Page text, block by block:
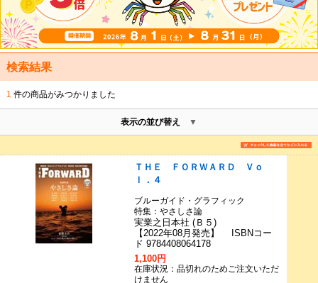
検索結果
1 件の商品がみつかりました
表示の並び替え
ＴＨＥ ＦＯＲＷＡＲＤ Ｖｏ
ｌ．４
ブルーガイド・グラフィック
特集：やさしさ論
実業之日本社 (Ｂ５)
【2022年08月発売】 ISBNコー
ド 9784408064178
1,100円
在庫状況：品切れのためご注文いただ
けません